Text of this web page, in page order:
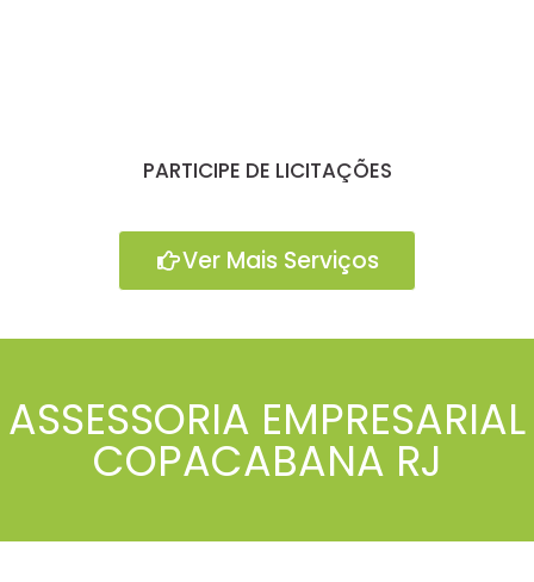
PARTICIPE DE LICITAÇÕES
Ver Mais Serviços
ASSESSORIA EMPRESARIAL
COPACABANA RJ